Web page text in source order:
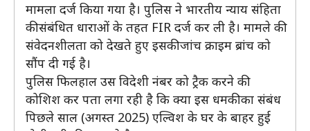
मामला दर्ज किया गया है। पुलिस ने भारतीय न्याय संहिता
की संबंधित धाराओं के तहत FIR दर्ज कर ली है। मामले की
संवेदनशीलता को देखते हुए इसकी जांच क्राइम ब्रांच को
सौंप दी गई है।
पुलिस फिलहाल उस विदेशी नंबर को ट्रैक करने की
कोशिश कर पता लगा रही है कि क्या इस धमकी का संबंध
पिछले साल (अगस्त 2025) एल्विश के घर के बाहर हुई